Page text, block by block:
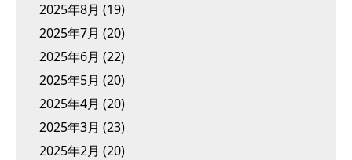
2025年8月 (19)
2025年7月 (20)
2025年6月 (22)
2025年5月 (20)
2025年4月 (20)
2025年3月 (23)
2025年2月 (20)